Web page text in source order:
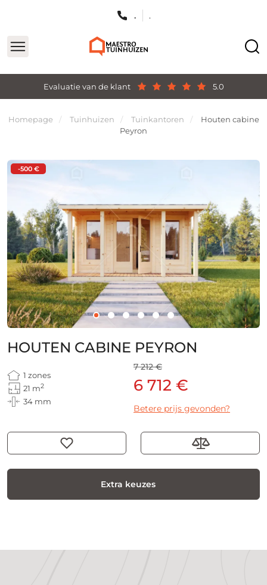
Evaluatie van de klant 5.0
. .
Homepage Tuinhuizen Tuinkantoren
Houten cabine
Peyron
-500 €
HOUTEN CABINE PEYRON
1 zones
21 m2
34 mm
7 212 €
6 712 €
Betere prijs gevonden?
Extra keuzes